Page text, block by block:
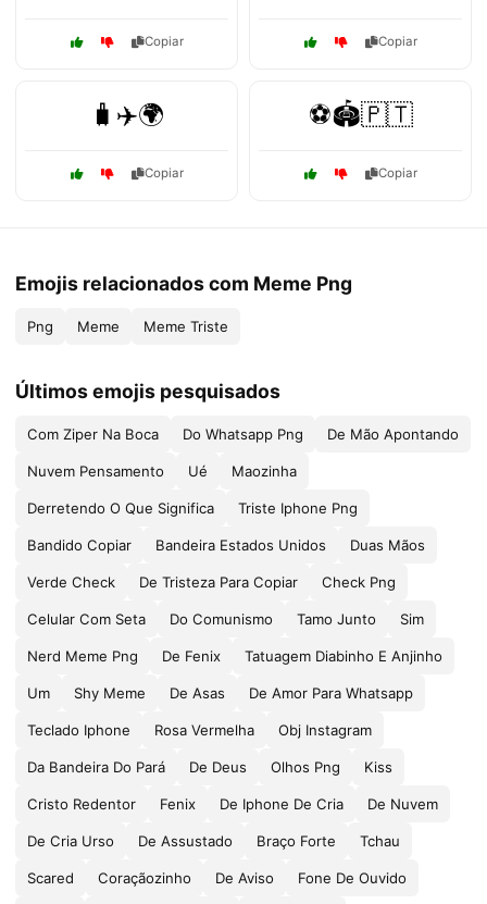
Copiar Copiar
🧳✈️🌍
Copiar
⚽🏟️🇵🇹
Copiar
Emojis relacionados com Meme Png
Png Meme Meme Triste
Últimos emojis pesquisados
Com Ziper Na Boca Do Whatsapp Png De Mão Apontando
Nuvem Pensamento Ué Maozinha
Derretendo O Que Significa Triste Iphone Png
Bandido Copiar Bandeira Estados Unidos Duas Mãos
Verde Check De Tristeza Para Copiar Check Png
Celular Com Seta Do Comunismo Tamo Junto Sim
Nerd Meme Png De Fenix Tatuagem Diabinho E Anjinho
Um Shy Meme De Asas De Amor Para Whatsapp
Teclado Iphone Rosa Vermelha Obj Instagram
Da Bandeira Do Pará De Deus Olhos Png Kiss
Cristo Redentor Fenix De Iphone De Cria De Nuvem
De Cria Urso De Assustado Braço Forte Tchau
Scared Coraçãozinho De Aviso Fone De Ouvido